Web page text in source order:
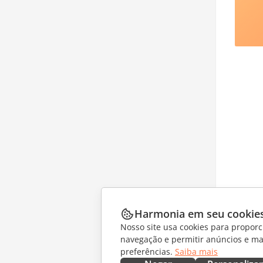
Harmonia em seu
Nosso site usa cookies para
navegação e permitir anúncios e
preferências. Saiba mais